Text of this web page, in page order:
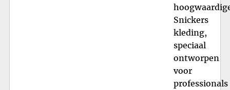
Snickers
kleding,
speciaal
ontworpen
voor
professionals